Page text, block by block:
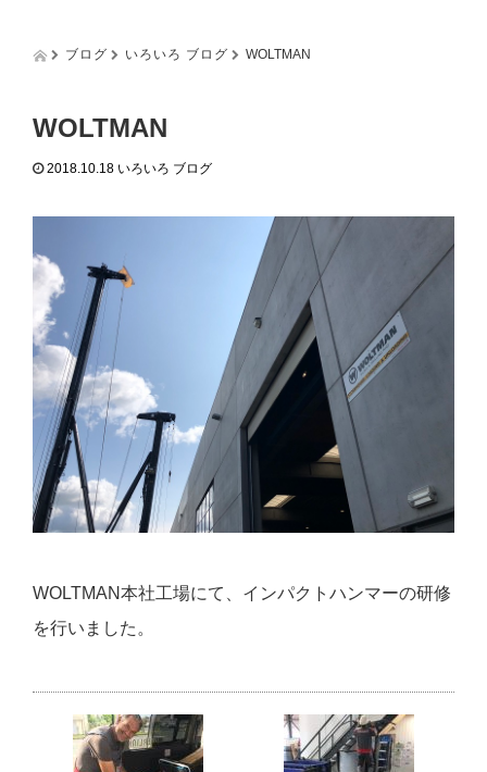
t
ブログ いろいろ ブログ WOLTMAN
WOLTMAN
2018.10.18 いろいろ ブログ
WOLTMAN本社工場にて、インパクトハンマーの研修
を行いました。